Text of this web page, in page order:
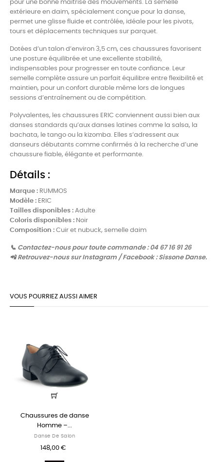
pour une bonne maîtrise des mouvements. La semelle
extérieure en daim, spécialement conçue pour la danse,
permet une glisse fluide et contrôlée, idéale pour les pivots,
tours et déplacements techniques sur parquet.
Dotées d’un talon d’environ 3,5 cm, ces chaussures favorisent
une posture équilibrée et une excellente stabilité,
indispensables pour progresser en toute confiance. Leur
semelle complète assure un parfait équilibre entre flexibilité et
maintien, pour un confort durable même lors de longues
sessions d’entraînement ou de compétition.
Polyvalentes, les chaussures ERIC conviennent aussi bien aux
danses standards qu’aux danses latines comme la salsa, la
bachata, le tango ou la kizomba. Elles s’adressent aux
danseurs débutants comme confirmés à la recherche d’une
chaussure fiable, élégante et performante.
Détails :
Marque : RUMMOS
Modèle : ERIC
Tailles disponibles : Adulte
Coloris disponibles : Noir
Composition : Cuir et nubuck, semelle daim
📞 Contactez-nous pour toute commande : 04 67 16 91 26
📲 Retrouvez-nous sur Instagram / Facebook : Sissone Danse.
VOUS POURRIEZ AUSSI AIMER
Chaussures de danse
Homme –...
Danse De Salon
148,00 €